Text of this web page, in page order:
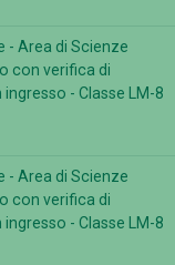
- Area di Scienze
con verifica di
- Classe LM-8
- Area di Scienze
con verifica di
- Classe LM-8